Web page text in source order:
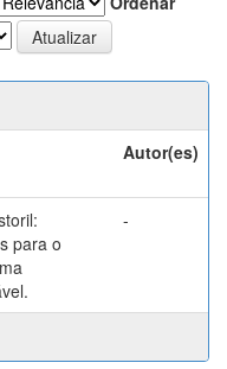
Autor(es)
para o
-